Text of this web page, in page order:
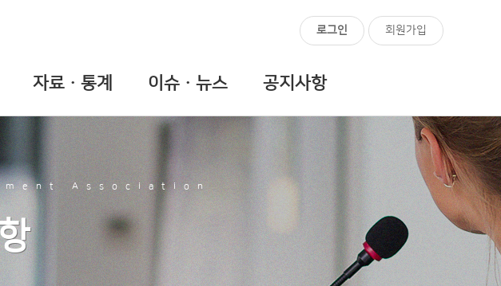
회원가입
로그인
자료ㆍ통계 이슈ㆍ뉴스 공지사항
Association